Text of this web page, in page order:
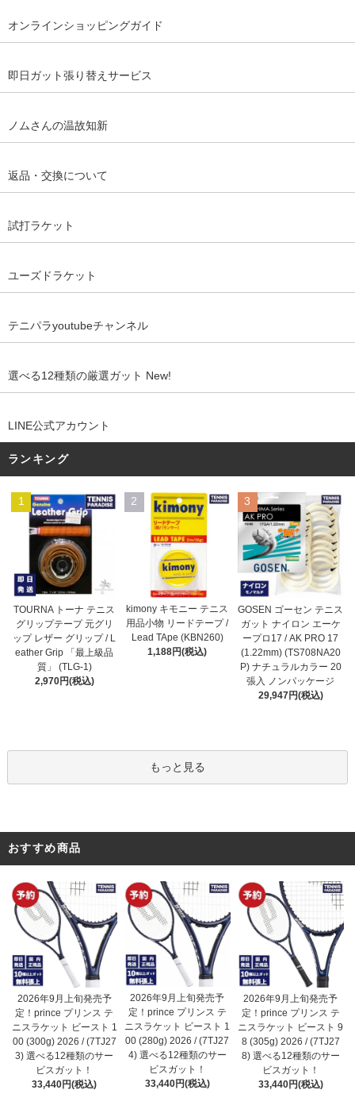
オンラインショッピングガイド
即日ガット張り替えサービス
ノムさんの温故知新
返品・交換について
試打ラケット
ユーズドラケット
テニパラyoutubeチャンネル
選べる12種類の厳選ガット New!
LINE公式アカウント
ランキング
1
TOURNA トーナ テニス
グリップテープ 元グリ
ップ レザー グリップ / L
eather Grip 「最上級品
質」 (TLG-1)
2,970円(税込)
2
kimony キモニー テニス
用品小物 リードテープ /
Lead TApe (KBN260)
1,188円(税込)
3
GOSEN ゴーセン テニス
ガット ナイロン エーケ
ープロ17 / AK PRO 17
(1.22mm) (TS708NA20
P) ナチュラルカラー 20
張入 ノンパッケージ
29,947円(税込)
もっと見る
おすすめ商品
2026年9月上旬発売予
定！prince プリンス テ
ニスラケット ビースト 1
00 (300g) 2026 / (7TJ27
3) 選べる12種類のサー
ビスガット！
33,440円(税込)
2026年9月上旬発売予
定！prince プリンス テ
ニスラケット ビースト 1
00 (280g) 2026 / (7TJ27
4) 選べる12種類のサー
ビスガット！
33,440円(税込)
2026年9月上旬発売予
定！prince プリンス テ
ニスラケット ビースト 9
8 (305g) 2026 / (7TJ27
8) 選べる12種類のサー
ビスガット！
33,440円(税込)